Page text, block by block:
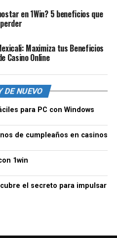
en 1Win? 5 beneficios que
Maximiza tus Beneficios
Casino Online
DE NUEVO
para PC con Windows
de cumpleaños en casinos
1win
el secreto para impulsar